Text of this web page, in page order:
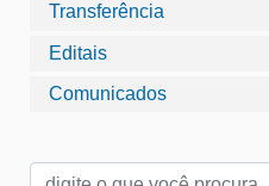
Transferência
Editais
Comunicados